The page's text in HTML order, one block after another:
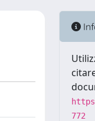
772